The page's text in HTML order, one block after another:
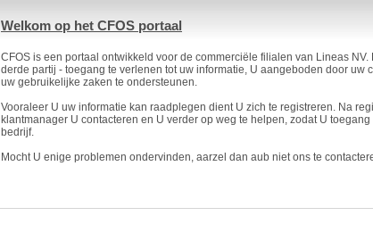
Welkom op het CFOS portaal
CFOS is een portaal ontwikkeld voor de commerciële filialen van Lineas
derde partij - toegang te verlenen tot uw informatie, U aangeboden door uw
uw gebruikelijke zaken te ondersteunen.
Vooraleer U uw informatie kan raadplegen dient U zich te registreren. Na
klantmanager U contacteren en U verder op weg te helpen, zodat U
bedrijf.
Mocht U enige problemen ondervinden, aarzel dan aub niet ons te